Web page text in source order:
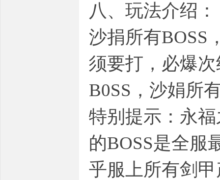
八、玩法介绍：
沙捐所有BOSS
须要打，必爆
B0SS，沙娟所
特别提示：永
的BOSS是全服
乎服上所有剑